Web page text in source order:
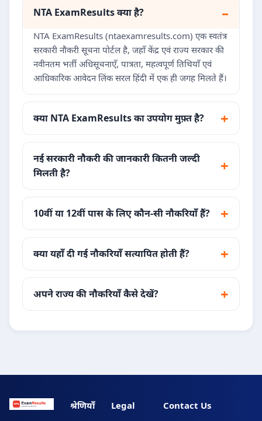
NTA ExamResults क्या है?
NTA ExamResults (ntaexamresults.com) एक स्वतंत्र
सरकारी नौकरी सूचना पोर्टल है, जहाँ केंद्र एवं राज्य सरकार की
नवीनतम भर्ती अधिसूचनाएँ, पात्रता, महत्वपूर्ण तिथियाँ एवं
आधिकारिक आवेदन लिंक सरल हिंदी में एक ही जगह मिलते हैं।
क्या NTA ExamResults का उपयोग मुफ़्त है?
नई सरकारी नौकरी की जानकारी कितनी जल्दी
मिलती है?
10वीं या 12वीं पास के लिए कौन-सी नौकरियाँ हैं?
क्या यहाँ दी गई नौकरियाँ सत्यापित होती हैं?
अपने राज्य की नौकरियाँ कैसे देखें?
श्रेणियाँ Legal Contact Us